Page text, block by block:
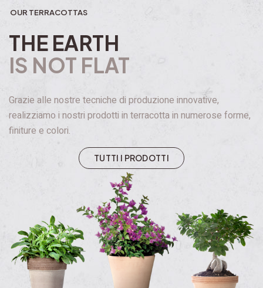
OUR TERRACOTTAS
THE EARTH
IS NOT FLAT
Grazie alle nostre tecniche di produzione innovative,
realizziamo i nostri prodotti in terracotta in numerose forme,
finiture e colori.
TUTTI I PRODOTTI